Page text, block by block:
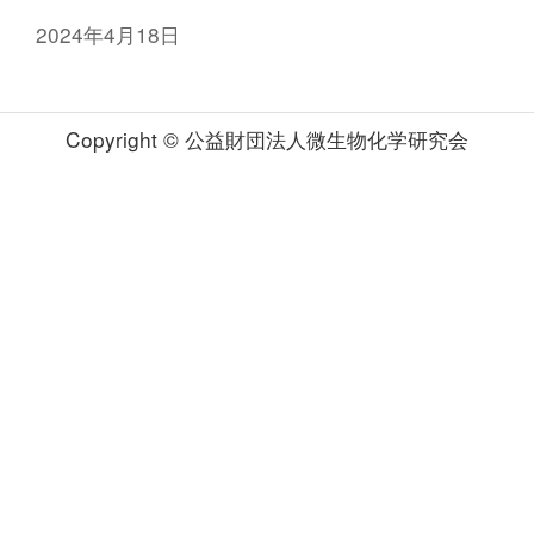
2024年4月18日
Copyright © 公益財団法人微生物化学研究会